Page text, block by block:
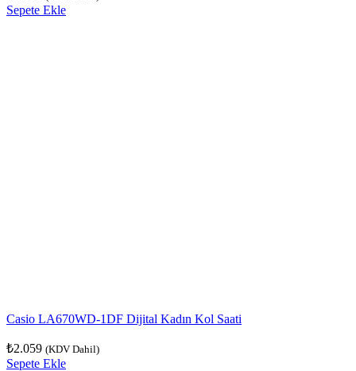
Sepete Ekle
Casio LA670WD-1DF Dijital Kadın Kol Saati
₺2.059 (KDV Dahil)
Sepete Ekle